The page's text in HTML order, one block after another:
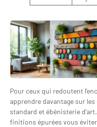
Pour ceux qui redoutent
apprendre davantage sur
standard et ébénisterie
finitions épurées vous